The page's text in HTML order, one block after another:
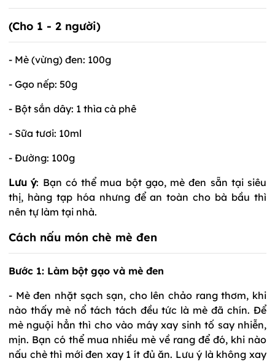
(Cho 1 - 2 người)
- Mè (vừng) đen: 100g
- Gạo nếp: 50g
- Bột sắn dây: 1 thìa cà phê
- Sữa tươi: 10ml
- Đường: 100g
Lưu ý: Bạn có thể mua bột gạo, mè đen sẵn tại siêu
thị, hàng tạp hóa nhưng để an toàn cho bà bầu thì
nên tự làm tại nhà.
Cách nấu món chè mè đen
Bước 1: Làm bột gạo và mè đen
- Mè đen nhặt sạch sạn, cho lên chảo rang thơm, khi
nào thấy mè nổ tách tách đều tức là mè đã chín. Để
mè nguội hẳn thì cho vào máy xay sinh tố say nhiễn,
mịn. Bạn có thể mua nhiều mè về rang để đó, khi nào
nấu chè thì mới đen xay 1 ít đủ ăn. Lưu ý là không xay